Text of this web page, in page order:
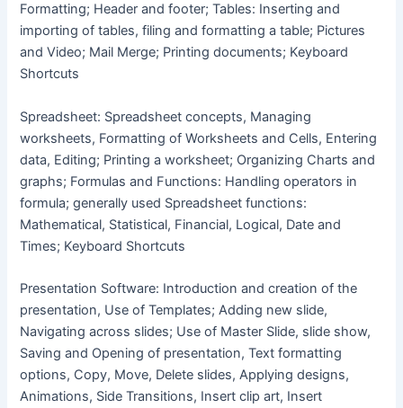
Formatting; Header and footer; Tables: Inserting and
importing of tables, filing and formatting a table; Pictures
and Video; Mail Merge; Printing documents; Keyboard
Shortcuts
Spreadsheet: Spreadsheet concepts, Managing
worksheets, Formatting of Worksheets and Cells, Entering
data, Editing; Printing a worksheet; Organizing Charts and
graphs; Formulas and Functions: Handling operators in
formula; generally used Spreadsheet functions:
Mathematical, Statistical, Financial, Logical, Date and
Times; Keyboard Shortcuts
Presentation Software: Introduction and creation of the
presentation, Use of Templates; Adding new slide,
Navigating across slides; Use of Master Slide, slide show,
Saving and Opening of presentation, Text formatting
options, Copy, Move, Delete slides, Applying designs,
Animations, Side Transitions, Insert clip art, Insert